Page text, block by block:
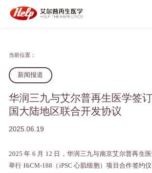
当前位置：
新闻报道
华润三九与艾尔普再生医学签
国大陆地区联合开发协议
2025.06.19
2025年 6 月 12 日，华润三九与南京艾尔普再生
举行 HiCM-188 （ iPSC 心肌细胞）项目合作签约